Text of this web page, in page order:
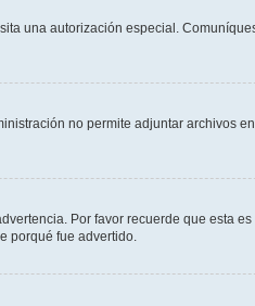
una autorización especial.
no permite adjuntar archivos
Por favor recuerde que esta
porqué fue advertido.